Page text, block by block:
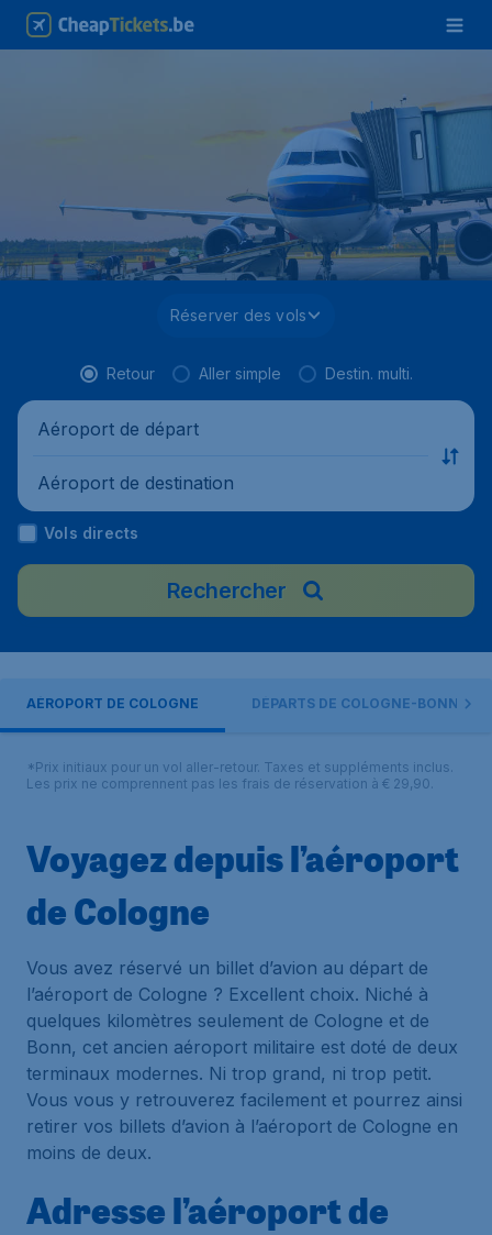
Réserver des vols
Retour Aller simple Destin. multi.
Aéroport de départ
Aéroport de destination
Vols directs
Rechercher
AÉROPORT DE COLOGNE DÉPARTS DE COLOGNE-BONN
*Prix initiaux pour un vol aller-retour. Taxes et suppléments inclus.
Les prix ne comprennent pas les frais de réservation à € 29,90.
Voyagez depuis l’aéroport
de Cologne
Vous avez réservé un billet d’avion au départ de
l’aéroport de Cologne ? Excellent choix. Niché à
quelques kilomètres seulement de Cologne et de
Bonn, cet ancien aéroport militaire est doté de deux
terminaux modernes. Ni trop grand, ni trop petit.
Vous vous y retrouverez facilement et pourrez ainsi
retirer vos billets d’avion à l’aéroport de Cologne en
moins de deux.
Adresse l’aéroport de